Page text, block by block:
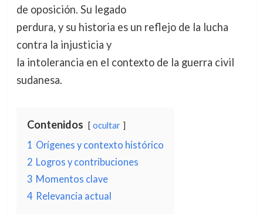
de oposición. Su legado
perdura, y su historia es un reflejo de la lucha
contra la injusticia y
la intolerancia en el contexto de la guerra civil
sudanesa.
Contenidos ocultar
1 Orígenes y contexto histórico
2 Logros y contribuciones
3 Momentos clave
4 Relevancia actual